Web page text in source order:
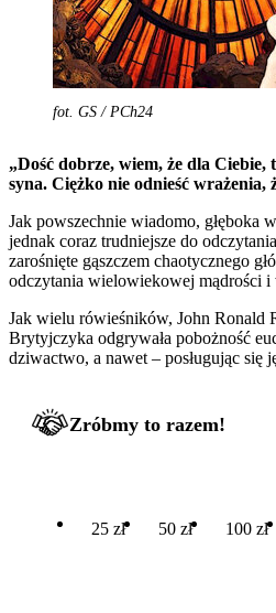
fot. GS / PCh24
„Dość dobrze, wiem, że dla Ciebie,
syna. Ciężko nie odnieść
Jak powszechnie wiadomo, głęboka
jednak coraz trudniejsze do
zarośnięte gąszczem chaotycznego
odczytania wielowiekowej mądrości
Jak wielu rówieśników, John Ronald
Brytyjczyka odgrywała pobożność
dziwactwo, a nawet – posługując się
Zróbmy to razem!
25 zł 50 zł 100 zł